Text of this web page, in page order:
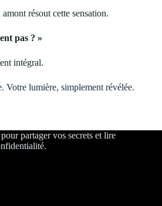
résout cette sensation.
pas ? »
intégral.
Votre lumière, simplement révélée.
partager vos secrets et lire